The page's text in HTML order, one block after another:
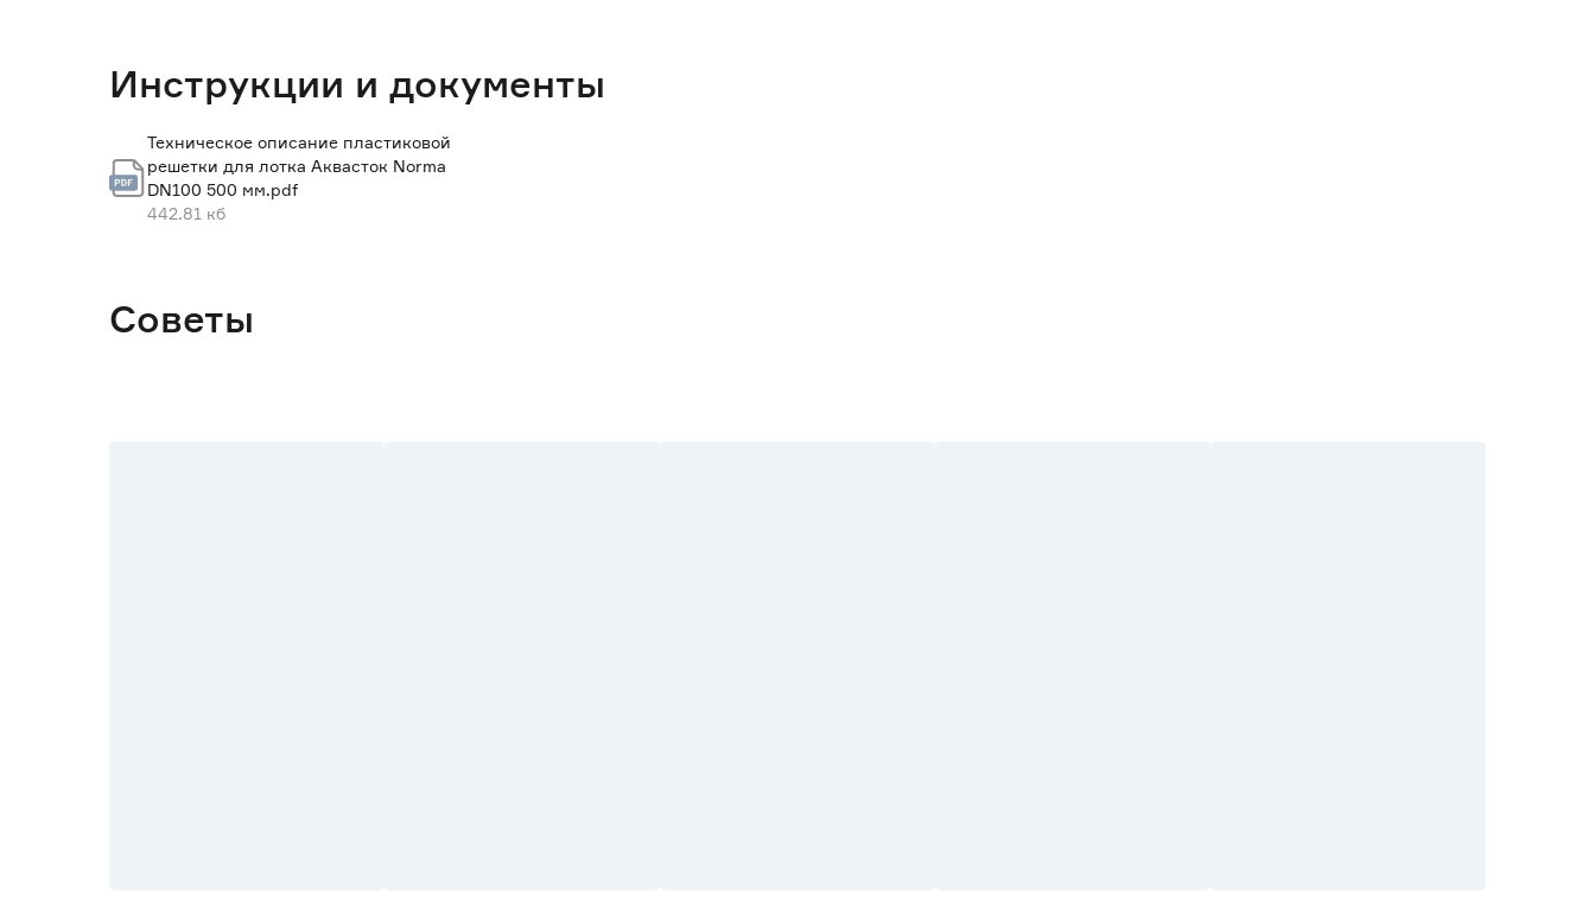
Инструкции и документы
Техническое описание пластиковой
решетки для лотка Аквасток Norma
DN100 500 мм.pdf
442.81 кб
Советы